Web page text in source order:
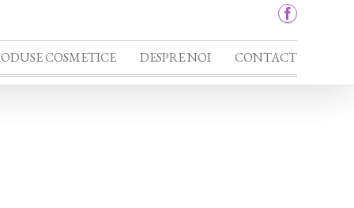
COSMETICE DESPRE NOI CONTACT